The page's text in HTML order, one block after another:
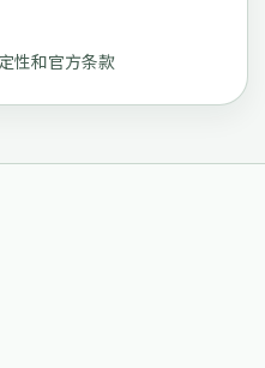
性和官方条款